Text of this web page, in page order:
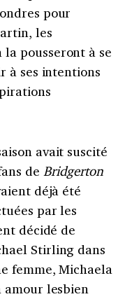
pour
les
pousseront à se
à ses intentions
avait suscité
de Bridgerton
déjà été
par les
décidé de
Stirling dans
femme, Michaela
amour lesbien